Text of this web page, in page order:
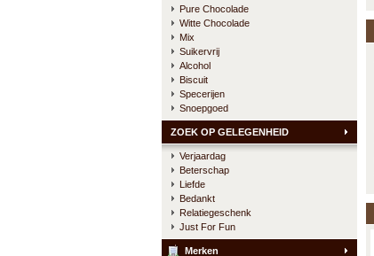
Pure Chocolade
Witte Chocolade
Mix
Suikervrij
Alcohol
Biscuit
Specerijen
Snoepgoed
ZOEK OP GELEGENHEID
Verjaardag
Beterschap
Liefde
Bedankt
Relatiegeschenk
Just For Fun
Merken